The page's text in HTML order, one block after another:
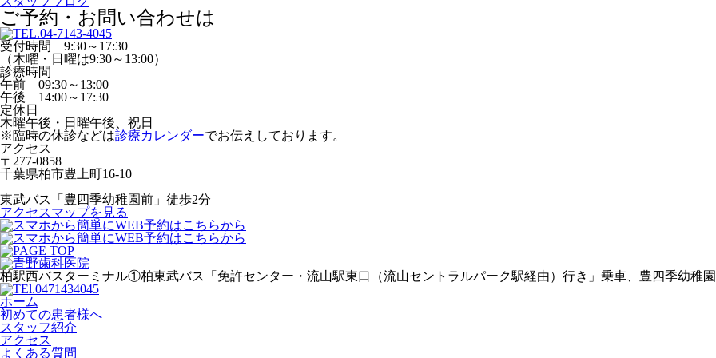
ご予約・お問い合わせは
受付時間 9:30～17:30
（木曜・日曜は9:30～13:00）
診療時間
午前 09:30～13:00
午後 14:00～17:30
定休日
木曜午後・日曜午後、祝日
※臨時の休診などは診療カレンダーでお伝えしております。
アクセス
〒277-0858
千葉県柏市豊上町16-10
東武バス「豊四季幼稚園前」徒歩2分
アクセスマップを見る
柏駅西バスターミナル①柏東武バス「免許センター・流山駅東口（流山セントラルパーク駅経由）行き」乗車、豊四季幼稚
ホーム
初めての患者様へ
スタッフ紹介
アクセス
よくある質問